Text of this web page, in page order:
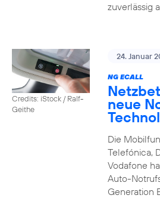
zuverlässig
Credits: iStock / Ralf-
Geithe
24. Januar
NG ECALL
neue
Die
Telefónica,
Vodafone
Auto-
Generation